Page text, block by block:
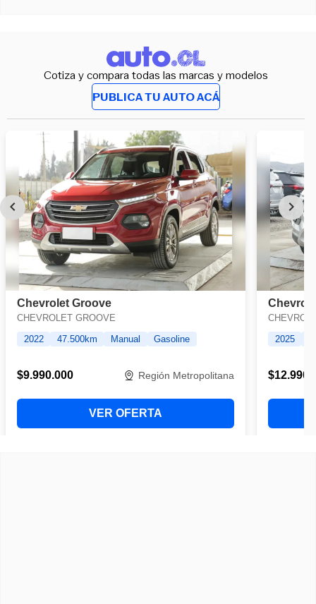
Cotiza y compara todas las marcas y modelos
PUBLICA TU AUTO ACÁ